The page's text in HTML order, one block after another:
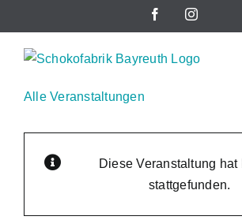
Inhalt
springen
FacebookInstagram
Alle Veranstaltungen
Diese Veranstaltung hat
stattgefunden.